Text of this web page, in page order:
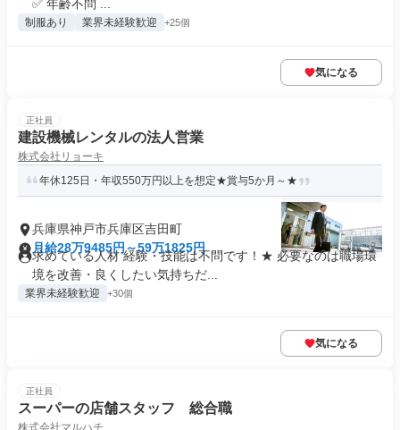
✅ 年齢不問 ...
制服あり 業界未経験歓迎 +25個
気になる
正社員
建設機械レンタルの法人営業
株式会社リョーキ
年休125日・年収550万円以上を想定★賞与5か月～★
兵庫県神戸市兵庫区吉田町
月給28万9485円～59万1825円
求めている人材 経験・技能は不問です！★ 必要なのは職場環
境を改善・良くしたい気持ちだ...
業界未経験歓迎 +30個
気になる
正社員
スーパーの店舗スタッフ 総合職
株式会社マルハチ